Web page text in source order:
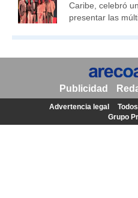
Caribe, celebró
presentar las
Publicidad
Advertencia legal
Grupo